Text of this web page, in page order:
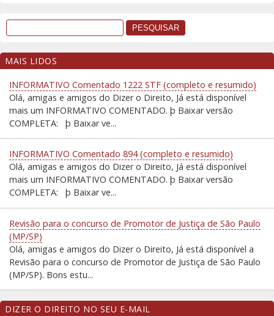
MAIS LIDOS
INFORMATIVO Comentado 1222 STF (completo e resumido)
Olá, amigas e amigos do Dizer o Direito, Já está disponível
mais um INFORMATIVO COMENTADO. þ Baixar versão
COMPLETA: þ Baixar ve...
INFORMATIVO Comentado 894 (completo e resumido)
Olá, amigas e amigos do Dizer o Direito, Já está disponível
mais um INFORMATIVO COMENTADO. þ Baixar versão
COMPLETA: þ Baixar ve...
Revisão para o concurso de Promotor de Justiça de São Paulo
(MP/SP)
Olá, amigas e amigos do Dizer o Direito, Já está disponível a
Revisão para o concurso de Promotor de Justiça de São Paulo
(MP/SP). Bons estu...
DIZER O DIREITO NO SEU E-MAIL